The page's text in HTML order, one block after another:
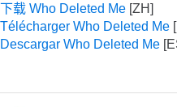
下载 Who Deleted Me
Télécharger Who Deleted Me
Descargar Who Deleted Me